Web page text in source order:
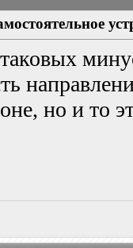
но и то